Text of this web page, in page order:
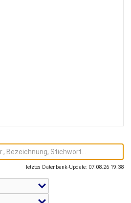
letztes Datenbank-Update: 07.08.26 19:38